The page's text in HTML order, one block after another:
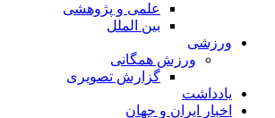
علمی و پژوهشی
بین الملل
ورزشی
ورزش همگانی
گزارش تصویری
یادداشت
اخبار ایران و جهان